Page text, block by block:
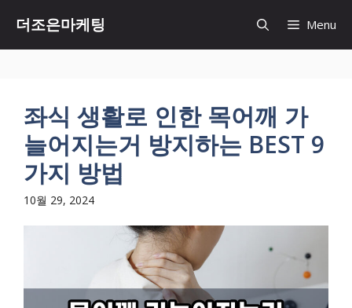
더조은마케팅 Menu
좌식 생활로 인한 목어깨 가
늘어지는거 방지하는 BEST 9
가지 방법
10월 29, 2024